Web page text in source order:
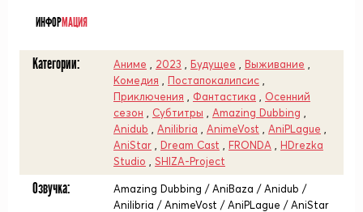
ИНФОРМАЦИЯ
Категории: Аниме 2023 Будущее Выживание
Комедия
Постапокалипсис
Приключения
Фантастика
Осенний
сезон
Субтитры Amazing Dubbing
Anidub
Anilibria AnimeVost AniPLague
AniStar
Dream Cast FRONDA
HDrezka
Studio
SHIZA-Project
Озвучка:
Amazing Dubbing / AniBaza / Anidub /
Anilibria / AnimeVost / AniPLague / AniStar